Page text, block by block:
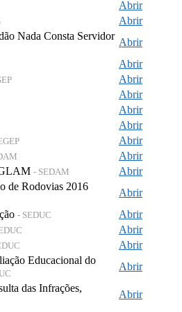
Abrir
Abrir
Nada Consta Servidor
Abrir
Abrir
Abrir
Abrir
Abrir
Abrir
Abrir
Abrir
- SEDAM
Abrir
de Rodovias 2016
Abrir
- SEDUC
Abrir
Abrir
Abrir
Educacional do
Abrir
das Infrações,
Abrir